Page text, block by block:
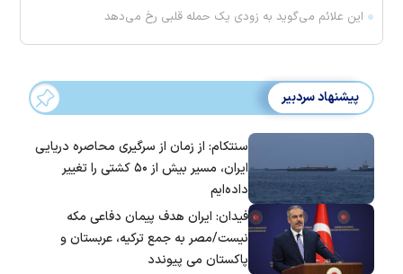
این علائم می‌گوید به زودی یک حمله قلبی رخ می‌دهد
پیشنهاد سردبیر
سنتکام: از زمان از سرگیری محاصره دریایی
ایران، مسیر بیش از ۵۰ کشتی را تغییر
داده‌ایم
فیدان: ایران هدف پیمان دفاعی مکه
نیست/مصر به جمع ترکیه، عربستان و
پاکستان می پیوندد